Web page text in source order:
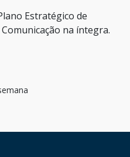
Estratégico de
na íntegra.